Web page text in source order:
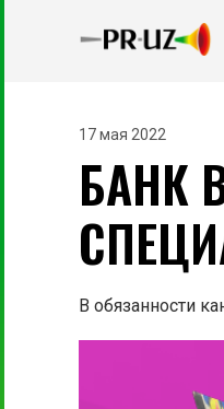
17 мая 2022
БАНК
В обязанности